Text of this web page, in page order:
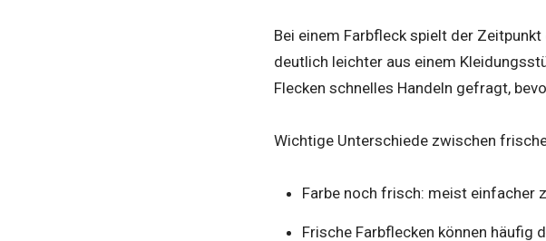
Bei einem Farbfleck spielt der
deutlich leichter aus einem
Flecken schnelles Handeln gefragt,
Wichtige Unterschiede zwischen
Farbe noch frisch: meist einfacher
Frische Farbflecken können häufig